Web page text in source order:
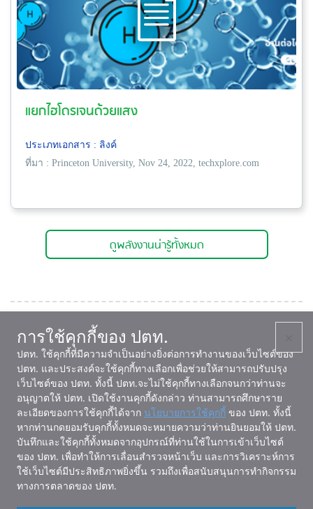
แยกไฮโดรเจนด้วยแสง
ประเภทเอกสาร : ลิงค์
ที่มา : Princeton University, Nov 24, 2022, techxplore.com
ดูพลังงานน่ารู้ทั้งหมด
หน่วยงานที่เกี่ยวข้อง
การใช้คุกกี้ของ ปตท.
ปตท. ใช้คุกกี้ที่มีความจำเป็นอย่างยิ่งต่อการทำงานของเว็บไซต์ของ
ปตท. และประสงค์จะใช้คุกกี้ทางเลือกเพื่อช่วยให้สามารถปรับปรุง
เว็บไซต์ของ ปตท. ทั้งนี้ ปตท.จะไม่ใช้คุกกี้ทางเลือกจนกว่าท่านจะ
อนุญาตให้ ปตท. เปิดใช้งานคุกกี้ดังกล่าว ท่านสามารถศึกษาราย
ละเอียดของการใช้คุกกี้ได้จาก นโยบายการใช้คุกกี้ ของ ปตท. ทั้งนี้
หากท่านกดยอมรับคุกกี้ทั้งหมดจะหมายความว่าท่านยินยอมให้ ปตท.
บันทึกและใช้คุกกี้ทั้งหมดจากอุปกรณ์ที่ท่านใช้ในการเข้าเว็บไซต์
ของ ปตท. เพื่อทำให้การเลื่อนสำรวจหน้าเว็บ และการวิเคราะห์การ
ใช้เว็บไซต์มีประสิทธิภาพยิ่งขึ้น รวมถึงเพื่อสนับสนุนการทำกิจกรรม
ทางการตลาดของ ปตท.